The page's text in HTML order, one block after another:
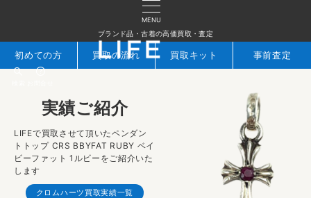
MENU
ブランド品・古着の高価買取・査定
初めての方 買取の流れ 買取キット 事前査定
実績ご紹介
LIFEで買取させて頂いたペンダン
トトップ CRS BBYFAT RUBY ベイ
ビーファット 1ルビーをご紹介いた
します
クロムハーツ買取実績一覧